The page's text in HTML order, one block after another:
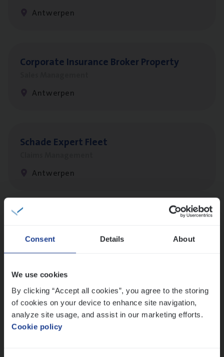
Consent Details About
We use cookies
By clicking “Accept all cookies”, you agree to the storing
of cookies on your device to enhance site navigation,
analyze site usage, and assist in our marketing efforts.
Cookie policy
Antwerpen
Cor­po­ra­te Insu­ran­ce Bro­ker Property
Antwerpen
Scha­de Expert Fleet
Antwerpen
People Management, Sales Management
Antwerpen
(Agi­le)ITPro­ject Manager
IT, Change & Innovation
Antwerpen